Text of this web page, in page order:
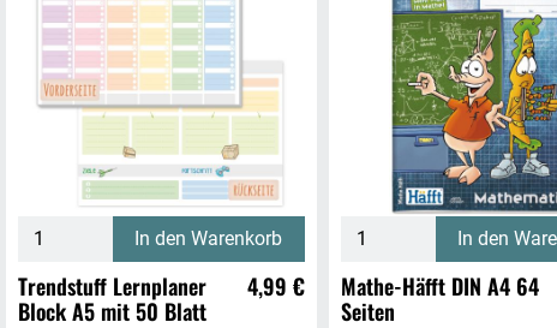
In den Warenkorb
Trendstuff Lernplaner
Block A5 mit 50 Blatt
4,99 €
In den
Mathe-Häfft DIN A4 64
Seiten